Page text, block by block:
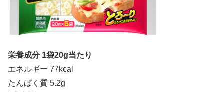
栄養成分 1袋20g当たり
エネルギー 77kcal
たんぱく質 5.2g